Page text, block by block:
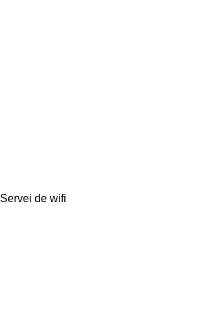
Servei de wifi